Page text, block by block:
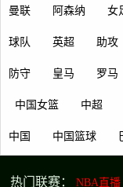
曼联 阿森纳 女
球队 英超 助攻
防守 皇马 罗马
中国女篮 中超
中国 中国篮球
热门联赛： NBA直播